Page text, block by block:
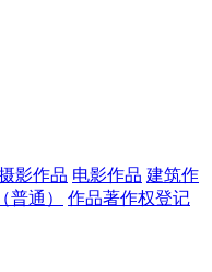
影作品 电影作品 建筑作
普通）
作品著作权登记